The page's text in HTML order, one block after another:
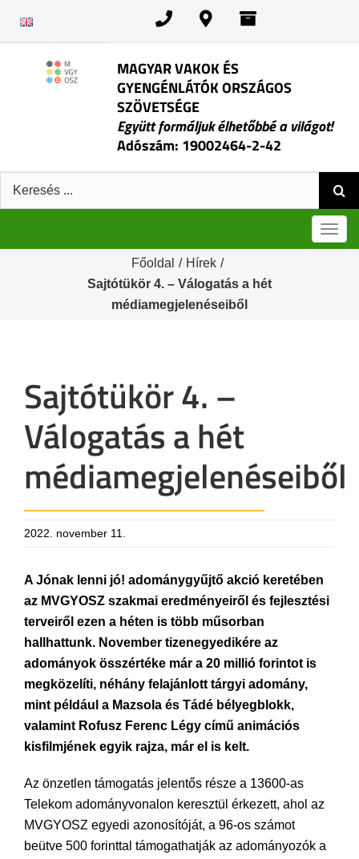
MAGYAR VAKOK ÉS
GYENGÉNLÁTÓK ORSZÁGOS
SZÖVETSÉGE
Együtt formáljuk élhetőbbé a világot!
Adószám: 19002464-2-42
Keresés:
Főoldal / Hírek /
Sajtótükör 4. – Válogatás a hét
médiamegjelenéseiből
Sajtótükör 4. –
Válogatás a hét
médiamegjelenéseiből
2022. november 11.
A Jónak lenni jó! adománygyűjtő akció keretében
az MVGYOSZ szakmai eredményeiről és fejlesztési
terveiről ezen a héten is több műsorban
hallhattunk. November tizenegyedikére az
adományok összértéke már a 20 millió forintot is
megközelíti, néhány felajánlott tárgyi adomány,
mint például a Mazsola és Tádé bélyegblokk,
valamint Rofusz Ferenc Légy című animációs
kisfilmjének egyik rajza, már el is kelt.
Az önzetlen támogatás jelentős része a 13600-as
Telekom adományvonalon keresztül érkezett, ahol az
MVGYOSZ egyedi azonosítóját, a 96-os számot
beütve 500 forinttal támogathatják az adományozók a